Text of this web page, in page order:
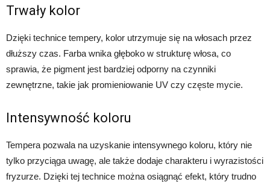
Trwały kolor
Dzięki technice tempery, kolor utrzymuje się na włosach przez
dłuższy czas. Farba wnika głęboko w strukturę włosa, co
sprawia, że pigment jest bardziej odporny na czynniki
zewnętrzne, takie jak promieniowanie UV czy częste mycie.
Intensywność koloru
Tempera pozwala na uzyskanie intensywnego koloru, który nie
tylko przyciąga uwagę, ale także dodaje charakteru i wyrazistości
fryzurze. Dzięki tej technice można osiągnąć efekt, który trudno